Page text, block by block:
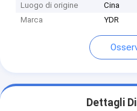
Luogo di origine
Cina
Marca
YDR
Dettagli